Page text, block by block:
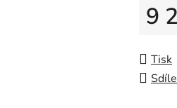
9
Tisk